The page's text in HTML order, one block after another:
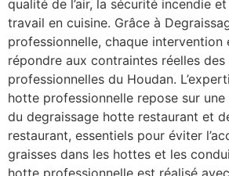
qualité de l’air, la sécurité incendie
travail en cuisine. Grâce à
professionnelle, chaque intervention
répondre aux contraintes réelles des
professionnelles du Houdan.
hotte professionnelle repose sur
du degraissage hotte restaurant et
restaurant, essentiels pour éviter
graisses dans les hottes et les